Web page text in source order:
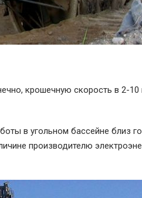
крошечную скорость в 2-10
в угольном бассейне близ
производителю